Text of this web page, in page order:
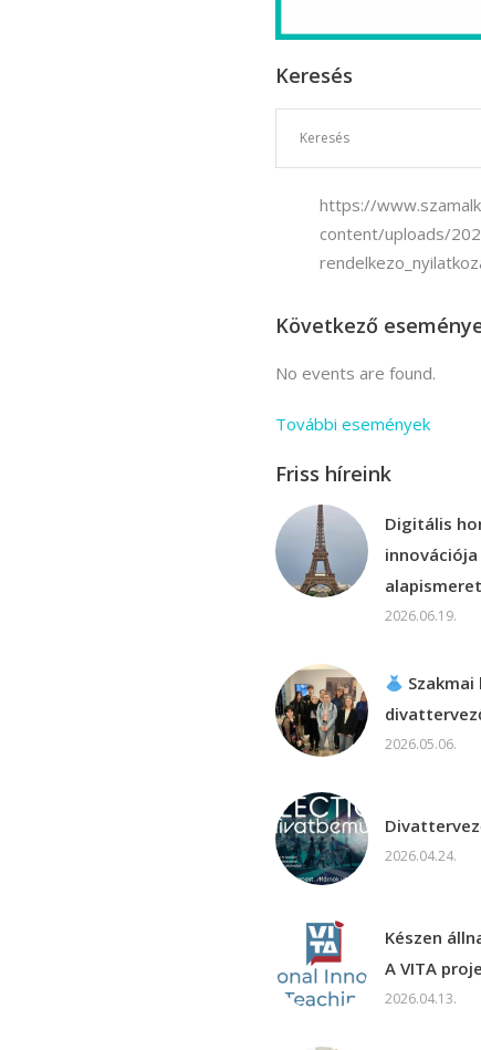
szervező)
Keresés
https://
content/uploads/
Következő
No events are found.
További események
Friss híreink
Digitális
innovációja
2026.06.19.
2026.05.06.
2026.04.24.
Készen
A VITA
2026.04.13.